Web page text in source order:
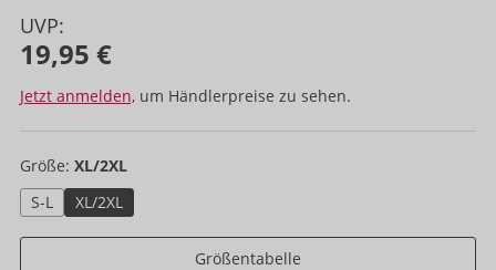
UVP:
19,95 €
Jetzt anmelden, um Händlerpreise zu sehen.
Größe: XL/2XL
S-L
XL/2XL
Größentabelle